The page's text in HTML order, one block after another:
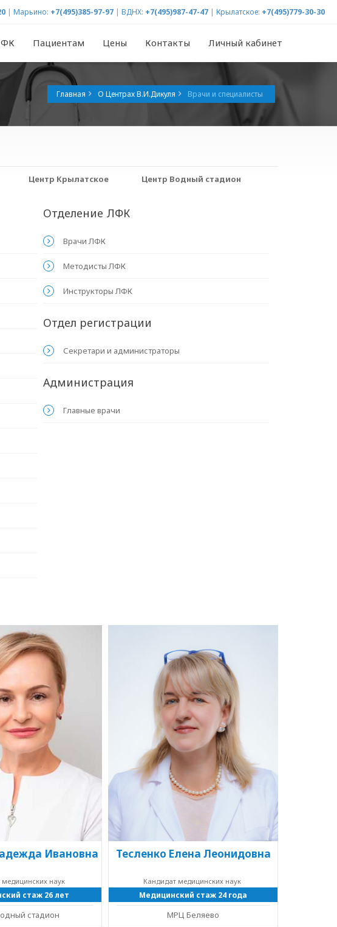
| Марьино: +7(495)385-97-97 | ВДНХ: +7(495)987-47-47 | Крылатское: +7(495)779-30-30
Пациентам Цены Контакты Личный кабинет
Главная О Центрах В.И.Дикуля Врачи и специалисты
Центр Крылатское Центр Водный стадион
Отделение ЛФК
Врачи ЛФК
Методисты ЛФК
Инструкторы ЛФК
Отдел регистрации
Секретари и администраторы
Администрация
Главные врачи
Ивановна
медицинских наук
стаж 26 лет
стадион
Тесленко Елена Леонидовна
Кандидат медицинских наук
Медицинский стаж 24 года
МРЦ Беляево